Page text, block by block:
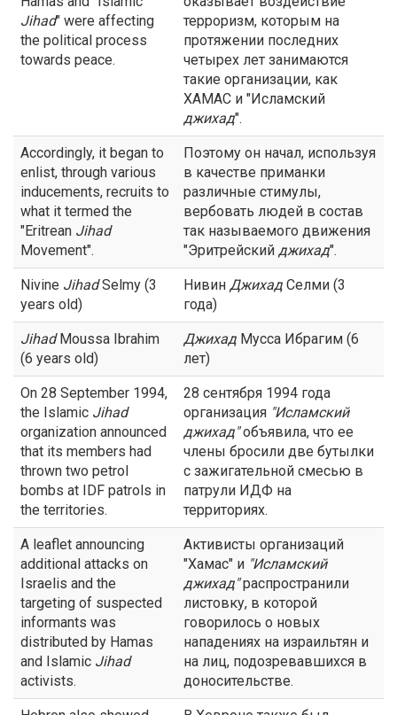
Jihad" were affecting
the political process
towards peace.
терроризм, которым на
протяжении последних
четырех лет занимаются
такие организации, как
ХАМАС и "Исламский
джихад".
Accordingly, it began to
enlist, through various
inducements, recruits to
what it termed the
"Eritrean Jihad
Movement".
Поэтому он начал, используя
в качестве приманки
различные стимулы,
вербовать людей в состав
так называемого движения
"Эритрейский джихад".
Nivine JihadSelmy (3
years old)
Нивин Джихад Селми (3
года)
JihadMoussa Ibrahim
(6 years old)
Джихад Мусса Ибрагим (6
лет)
On 28 September 1994,
the Islamic Jihad
organization announced
that its members had
thrown two petrol
bombs at IDF patrols in
the territories.
28 сентября 1994 года
организация "Исламский
джихад"объявила, что ее
члены бросили две бутылки
с зажигательной смесью в
патрули ИДФ на
территориях.
A leaflet announcing
additional attacks on
Israelis and the
targeting of suspected
informants was
distributed by Hamas
and Islamic Jihad
activists.
Активисты организаций
"Хамас" и "Исламский
джихад"распространили
листовку, в которой
говорилось о новых
нападениях на израильтян и
на лиц, подозревавшихся в
доносительстве.